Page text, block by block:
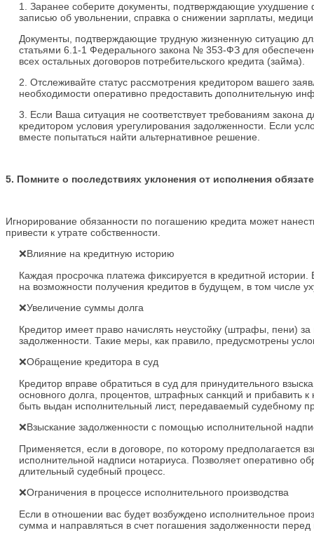
1. Заранее соберите документы, подтверждающие
записью об увольнении, справка о снижении зарплаты,
Документы, подтверждающие трудную жизненную ситуацию
статьями 6.1-1 Федерального закона № 353-ФЗ для
всех остальных договоров потребительского кредита (займа).
2. Отслеживайте статус рассмотрения кредитором вашего
необходимости оперативно предоставить дополнительную
3. Если Ваша ситуация не соответствует требованиям закона
кредитором условия урегулирования задолженности. Если
вместе попытаться найти альтернативное решение.
5. Помните о последствиях уклонения от исполнения
Игнорирование обязанности по погашению кредита может
привести к утрате собственности.
❌Влияние на кредитную историю
Каждая просрочка платежа фиксируется в кредитной
на возможности получения кредитов в будущем, в том числе
❌Увеличение суммы долга
Кредитор имеет право начислять неустойку (штрафы, пени)
задолженности. Такие меры, как правило, предусмотрены
❌Обращение кредитора в суд
Кредитор вправе обратиться в суд для принудительного
основного долга, процентов, штрафных санкций и
быть выдан исполнительный лист, передаваемый судебному
❌Взыскание задолженности с помощью исполнительной
Применяется, если в договоре, по которому предполагается
исполнительной надписи нотариуса. Позволяет оперативно
длительный судебный процесс.
❌Ограничения в процессе исполнительного производства
Если в отношении вас будет возбуждено исполнительное
сумма и направляться в счет погашения задолженности